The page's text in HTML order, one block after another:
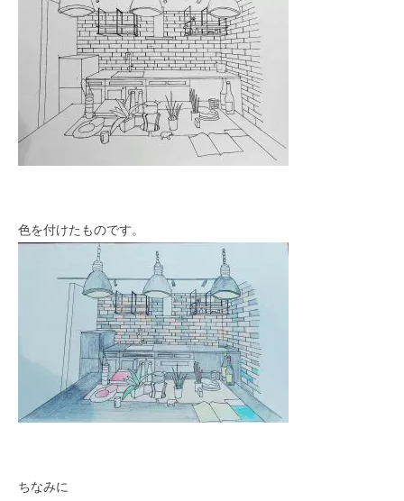
色を付けたものです。
ちなみに